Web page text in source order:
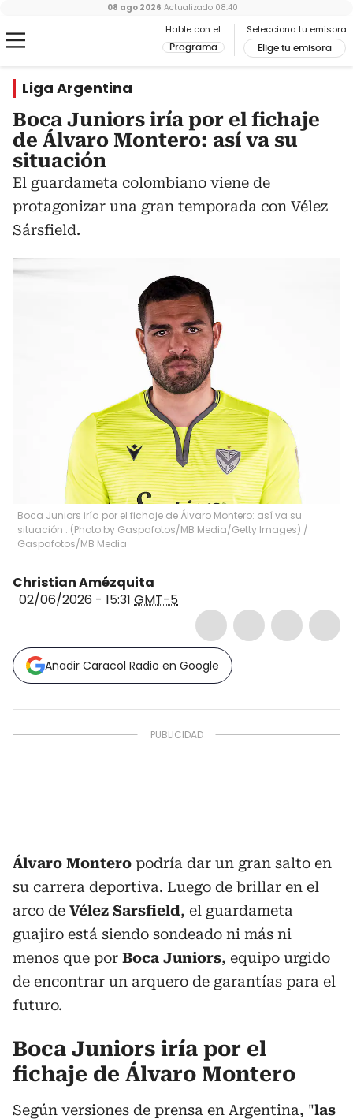
Hable con el
Programa
Selecciona tu emisora
Elige tu emisora
08 ago 2026 Actualizado 08:40
Liga Argentina
Boca Juniors iría por el fichaje
de Álvaro Montero: así va su
situación
El guardameta colombiano viene de
protagonizar una gran temporada con Vélez
Sársfield.
Boca Juniors iría por el fichaje de Álvaro Montero: así va su
situación . (Photo by Gaspafotos/MB Media/Getty Images) /
Gaspafotos/MB Media
Christian Amézquita
02/06/2026 - 15:31 GMT-5
Añadir Caracol Radio en Google
Álvaro Montero podría dar un gran salto en
su carrera deportiva. Luego de brillar en el
arco de Vélez Sarsfield, el guardameta
guajiro está siendo sondeado ni más ni
menos que por Boca Juniors, equipo urgido
de encontrar un arquero de garantías para el
futuro.
Boca Juniors iría por el
fichaje de Álvaro Montero
Según versiones de prensa en Argentina, "las